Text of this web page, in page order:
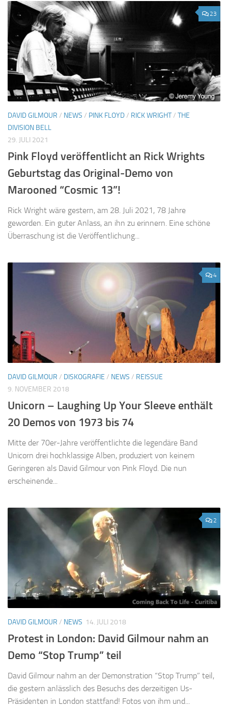
23
DAVID GILMOUR / NEWS / PINK FLOYD/ RICK WRIGHT/ THE
DIVISION BELL
29. JULI 2021
Pink Floyd veröffentlicht an Rick Wrights
Geburtstag das Original-Demo von
Marooned “Cosmic 13”!
Rick Wright wäre gestern, am 28. Juli 2021, 78 Jahre
geworden. Ein guter Anlass, an ihn zu erinnern. Eine schöne
Überraschung ist die Veröffentlichung...
4
DAVID GILMOUR / DISKOGRAFIE / NEWS / REISSUE
9. NOVEMBER 2018
Unicorn – Laughing Up Your Sleeve enthält
20 Demos von 1973 bis 74
Mitte der 70er-Jahre veröffentlichte die legendäre Band
Unicorn drei hochklassige Alben, produziert von keinem
Geringeren als David Gilmour von Pink Floyd. Die nun
erscheinende...
2
DAVID GILMOUR / NEWS 14. JULI 2018
Protest in London: David Gilmour nahm an
Demo “Stop Trump” teil
David Gilmour nahm an der Demonstration “Stop Trump” teil,
die gestern anlässlich des Besuchs des derzeitigen Us-
Präsidenten in London stattfand! Fotos von ihm und...